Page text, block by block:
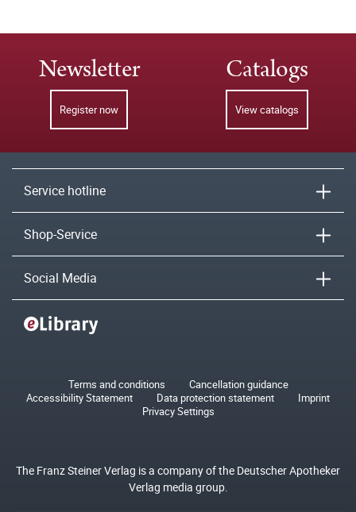
Newsletter
Register now
Catalogs
View catalogs
Service hotline
Shop-Service
Social Media
Terms and conditions
Cancellation guidance
Accessibility Statement
Data protection statement
Imprint
Privacy Settings
The Franz Steiner Verlag is a company of the Deutscher Apotheker
Verlag media group.